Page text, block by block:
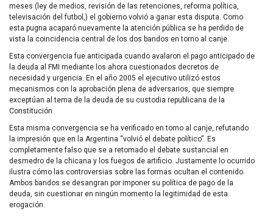
meses (ley de medios, revisión de las retenciones, reforma política,
televisación del futbol,) el gobierno volvió a ganar esta disputa. Como
esta pugna acaparó nuevamente la atención pública se ha perdido de
vista la coincidencia central de los dos bandos en torno al canje.
Esta convergencia fue anticipada cuando avalaron el pago anticipado de
la deuda al FMI mediante los ahora cuestionados decretos de
necesidad y urgencia. En el año 2005 el ejecutivo utilizó estos
mecanismos con la aprobación plena de adversarios, que siempre
exceptúan al tema de la deuda de su custodia republicana de la
Constitución.
Esta misma convergencia se ha verificado en torno al canje, refutando
la impresión que en la Argentina “volvió el debate político”. Es
completamente falso que se a retomado el debate sustancial en
desmedro de la chicana y los fuegos de artificio. Justamente lo ocurrido
ilustra cómo las controversias sobre las formas ocultan el contenido.
Ambos bandos se desangran por imponer su política de pago de la
deuda, sin cuestionar en ningún momento la legitimidad de esta
erogación.